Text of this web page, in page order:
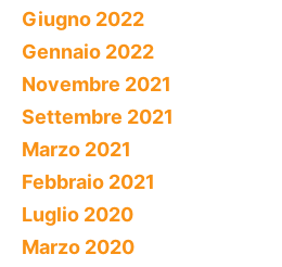
Giugno 2022
Gennaio 2022
Novembre 2021
Settembre 2021
Marzo 2021
Febbraio 2021
Luglio 2020
Marzo 2020